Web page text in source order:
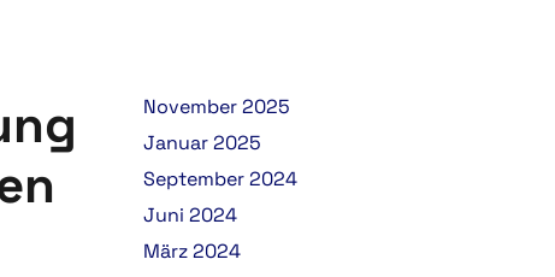
November 2025
Januar 2025
September 2024
Juni 2024
März 2024